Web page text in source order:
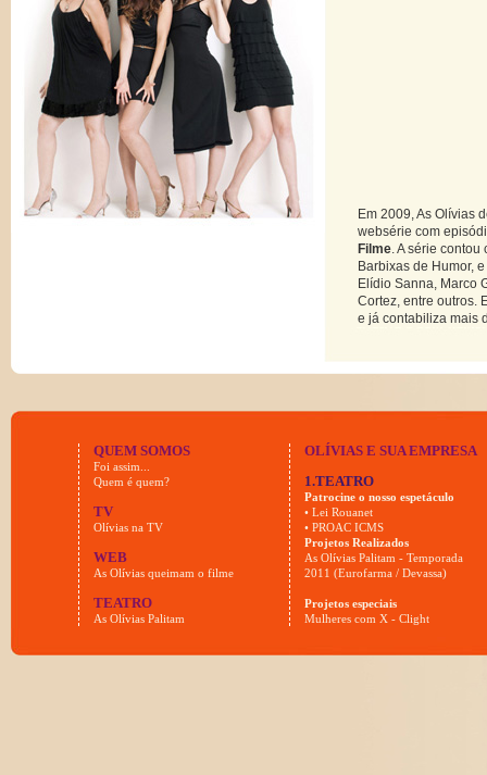
Em 2009, As Olívias
websérie com
Filme. A série
Barbixas de Humor,
Elídio Sanna, Marco
Cortez, entre outros.
e já contabiliza mais
QUEM SOMOS
Foi assim...
Quem é quem?
TV
Olívias na TV
WEB
As Olívias queimam o filme
TEATRO
As Olívias Palitam
OLÍVIAS E SUA EMPRESA
1.TEATRO
Patrocine o nosso espetáculo
• Lei Rouanet
• PROAC ICMS
Projetos Realizados
As Olívias Palitam - Temporada
2011 (Eurofarma / Devassa)
Projetos especiais
Mulheres com X - Clight